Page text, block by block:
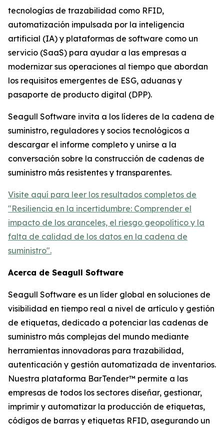
tecnologías de trazabilidad como RFID,
automatización impulsada por la inteligencia
artificial (IA) y plataformas de software como un
servicio (SaaS) para ayudar a las empresas a
modernizar sus operaciones al tiempo que abordan
los requisitos emergentes de ESG, aduanas y
pasaporte de producto digital (DPP).
Seagull Software invita a los líderes de la cadena de
suministro, reguladores y socios tecnológicos a
descargar el informe completo y unirse a la
conversación sobre la construcción de cadenas de
suministro más resistentes y transparentes.
Visite aquí para leer los resultados completos de
"Resiliencia en la incertidumbre: Comprender el
impacto de los aranceles, el riesgo geopolítico y la
falta de calidad de los datos en la cadena de
suministro".
Acerca de Seagull Software
Seagull Software es un líder global en soluciones de
visibilidad en tiempo real a nivel de artículo y gestión
de etiquetas, dedicado a potenciar las cadenas de
suministro más complejas del mundo mediante
herramientas innovadoras para trazabilidad,
autenticación y gestión automatizada de inventarios.
Nuestra plataforma BarTender™ permite a las
empresas de todos los sectores diseñar, gestionar,
imprimir y automatizar la producción de etiquetas,
códigos de barras y etiquetas RFID, asegurando un